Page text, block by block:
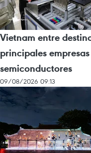
Vietnam entre
principales
semiconductores
09/08/2026 09:13